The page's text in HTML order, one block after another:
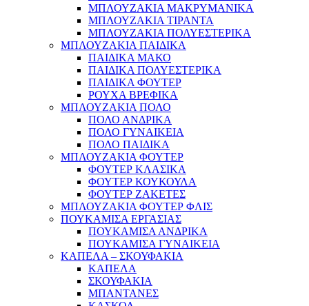
ΜΠΛΟΥΖΑΚΙΑ ΜΑΚΡΥΜΑΝΙΚΑ
ΜΠΛΟΥΖΑΚΙΑ ΤΙΡΑΝΤΑ
ΜΠΛΟΥΖΑΚΙΑ ΠΟΛΥΕΣΤΕΡΙΚΑ
ΜΠΛΟΥΖΑΚΙΑ ΠΑΙΔΙΚΑ
ΠΑΙΔΙΚΑ ΜΑΚΟ
ΠΑΙΔΙΚΑ ΠΟΛΥΕΣΤΕΡΙΚΑ
ΠΑΙΔΙΚΑ ΦΟΥΤΕΡ
ΡΟΥΧΑ ΒΡΕΦΙΚΑ
ΜΠΛΟΥΖΑΚΙΑ ΠΟΛΟ
ΠΟΛΟ ΑΝΔΡΙΚΑ
ΠΟΛΟ ΓΥΝΑΙΚΕΙΑ
ΠΟΛΟ ΠΑΙΔΙΚΑ
ΜΠΛΟΥΖΑΚΙΑ ΦΟΥΤΕΡ
ΦΟΥΤΕΡ ΚΛΑΣΙΚΑ
ΦΟΥΤΕΡ ΚΟΥΚΟΥΛΑ
ΦΟΥΤΕΡ ΖΑΚΕΤΕΣ
ΜΠΛΟΥΖΑΚΙΑ ΦΟΥΤΕΡ ΦΛΙΣ
ΠΟΥΚΑΜΙΣΑ ΕΡΓΑΣΙΑΣ
ΠΟΥΚΑΜΙΣΑ ΑΝΔΡΙΚΑ
ΠΟΥΚΑΜΙΣΑ ΓΥΝΑΙΚΕΙΑ
ΚΑΠΕΛΑ – ΣΚΟΥΦΑΚΙΑ
ΚΑΠΕΛΑ
ΣΚΟΥΦΑΚΙΑ
ΜΠΑΝΤΑΝΕΣ